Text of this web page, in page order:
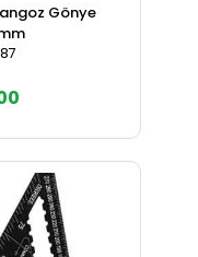
Gönye